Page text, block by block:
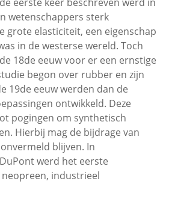
wetenschappers sterk
grote elasticiteit, een eigenschap
in de westerse wereld. Toch
18de eeuw voor er een ernstige
begon over rubber en zijn
19de eeuw werden dan de
ontwikkeld. Deze
pogingen om synthetisch
Hierbij mag de bijdrage van
blijven. In
werd het eerste
industrieel